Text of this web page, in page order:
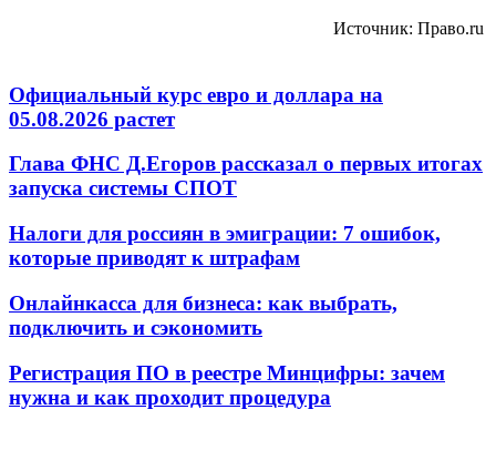
Источник: Право.ru
Официальный курс евро и доллара на
05.08.2026 растет
Глава ФНС Д.Егоров рассказал о первых итогах
запуска системы СПОТ
Налоги для россиян в эмиграции: 7 ошибок,
которые приводят к штрафам
Онлайнкасса для бизнеса: как выбрать,
подключить и сэкономить
Регистрация ПО в реестре Минцифры: зачем
нужна и как проходит процедура